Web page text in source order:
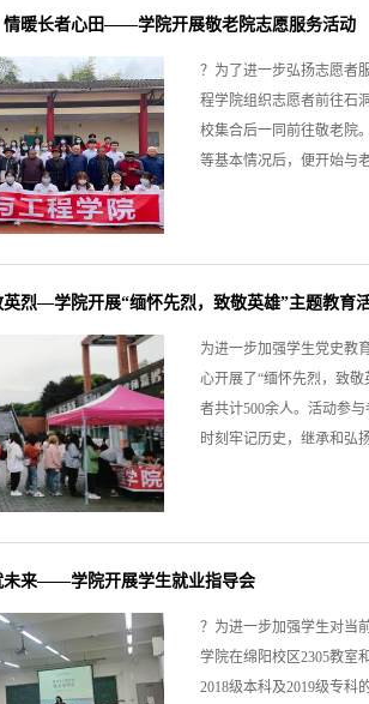
情暖长者心田——学院开展敬老院志愿服务活动
？为了进一步弘扬志愿者
程学院组织志愿者前往石
校集合后一同前往敬老院
等基本情况后，便开始与
烈—学院开展“缅怀先烈，致敬英雄”主题教育
为进一步加强学生党史教
心开展了“缅怀先烈，致
者共计500余人。活动参
时刻牢记历史，继承和弘
未来——学院开展学生就业指导会
？为进一步加强学生对当
学院在绵阳校区2305教室
2018级本科及2019级专